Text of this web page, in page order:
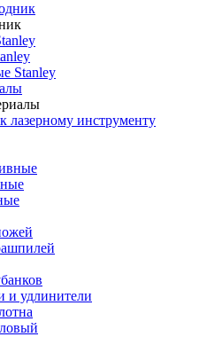
Stanley
лазерному инструменту
и удлинители